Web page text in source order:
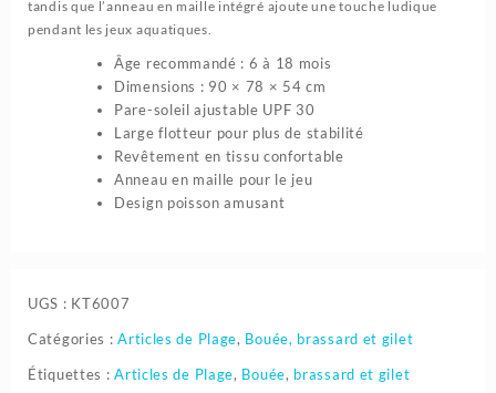
tandis que l’anneau en maille intégré ajoute une touche ludique
pendant les jeux aquatiques.
Âge recommandé : 6 à 18 mois
Dimensions : 90 × 78 × 54 cm
Pare-soleil ajustable UPF 30
Large flotteur pour plus de stabilité
Revêtement en tissu confortable
Anneau en maille pour le jeu
Design poisson amusant
UGS : KT6007
Catégories :Articles de Plage, Bouée, brassard et gilet
Étiquettes :Articles de Plage, Bouée, brassard et gilet